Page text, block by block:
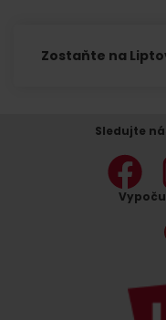
Zostaňte na
Sledujte